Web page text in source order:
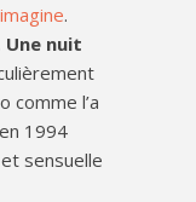
.
Une nuit
comme l’a
en 1994
sensuelle